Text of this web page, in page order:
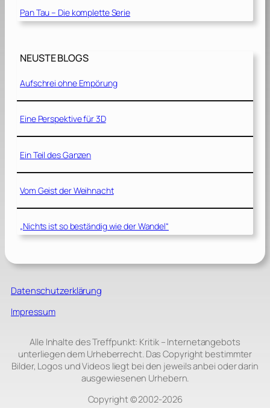
Pan Tau – Die komplette Serie
NEUSTE BLOGS
Aufschrei ohne Empörung
Eine Perspektive für 3D
Ein Teil des Ganzen
Vom Geist der Weihnacht
„Nichts ist so beständig wie der Wandel“
Datenschutzerklärung
Impressum
Alle Inhalte des Treffpunkt: Kritik – Internetangebots
unterliegen dem Urheberrecht. Das Copyright bestimmter
Bilder, Logos und Videos liegt bei den jeweils anbei oder darin
ausgewiesenen Urhebern.
Copyright © 2002‑2026